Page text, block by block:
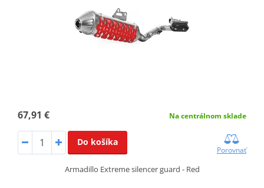
67,91 € Na centrálnom sklade
Do košíka
Porovnať
Armadillo Extreme silencer guard - Red